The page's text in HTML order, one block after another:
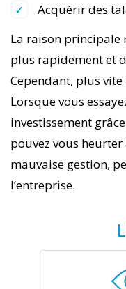
Acquérir des
La raison principale
plus rapidement et
Cependant, plus
Lorsque vous
investissement
pouvez vous
mauvaise gestion,
l’entreprise.